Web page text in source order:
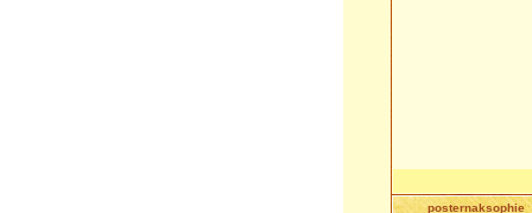
posternaksophie